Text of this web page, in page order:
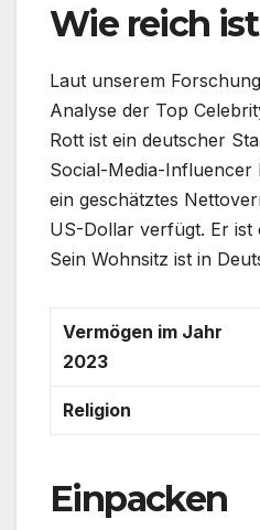
Wie reich
Laut unserem
Analyse der Top
Rott ist ein deutscher
Social-Media-
ein geschätztes
US-Dollar verfügt. Er ist
Sein Wohnsitz ist in
Vermögen im Jahr
2023
Religion
Einpacken